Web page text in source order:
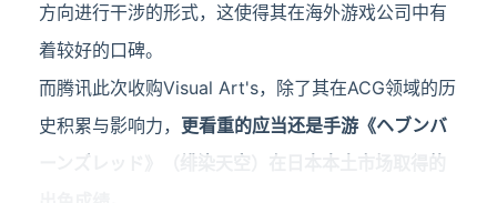
方向进行干涉的形式，这使得其在海外游戏公司中有
着较好的口碑。
而腾讯此次收购Visual Art's，除了其在ACG领域的历
史积累与影响力， 更看重的应当还是手游《ヘブンバ